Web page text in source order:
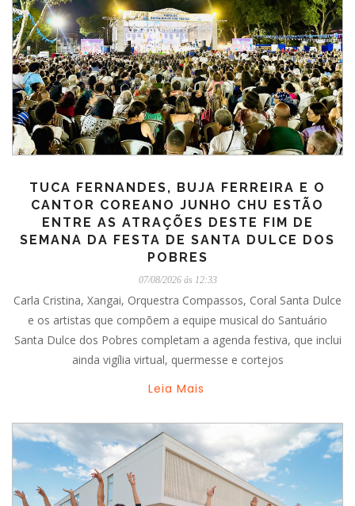
TUCA FERNANDES, BUJA FERREIRA E O
CANTOR COREANO JUNHO CHU ESTÃO
ENTRE AS ATRAÇÕES DESTE FIM DE
SEMANA DA FESTA DE SANTA DULCE DOS
POBRES
07/08/2026 ás 12:33
Carla Cristina, Xangai, Orquestra Compassos, Coral Santa Dulce
e os artistas que compõem a equipe musical do Santuário
Santa Dulce dos Pobres completam a agenda festiva, que inclui
ainda vigília virtual, quermesse e cortejos
Leia Mais